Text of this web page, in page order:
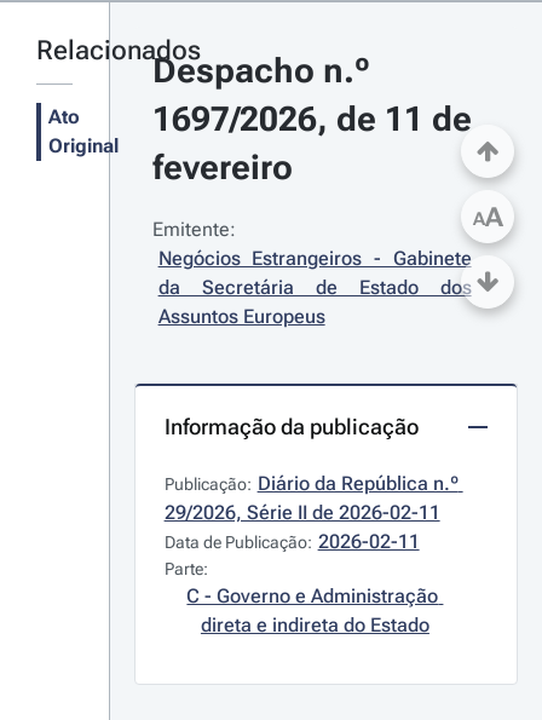
Relacionados
Ato
Original
Despacho n.º
1697/2026, de 11 de
fevereiro
Emitente:
Negócios Estrangeiros - Gabinete
da Secretária de Estado dos
Assuntos Europeus
Informação da publicação
Publicação: Diário da República n.º
29/2026, Série II de 2026-02-11
Data de Publicação: 2026-02-11
Parte:
C - Governo e Administração
direta e indireta do Estado
AA